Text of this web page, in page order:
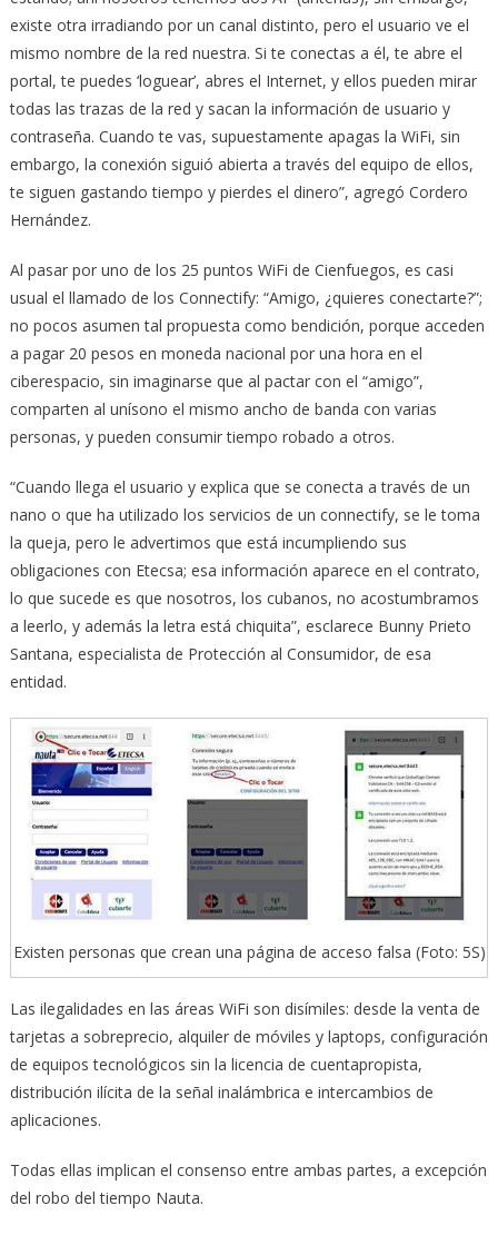
existe otra irradiando por un canal distinto, pero el usuario ve el
mismo nombre de la red nuestra. Si te conectas a él, te abre el
portal, te puedes ‘loguear’, abres el Internet, y ellos pueden mirar
todas las trazas de la red y sacan la información de usuario y
contraseña. Cuando te vas, supuestamente apagas la WiFi, sin
embargo, la conexión siguió abierta a través del equipo de ellos,
te siguen gastando tiempo y pierdes el dinero”, agregó Cordero
Hernández.
Al pasar por uno de los 25 puntos WiFi de Cienfuegos, es casi
usual el llamado de los Connectify: “Amigo, ¿quieres conectarte?”;
no pocos asumen tal propuesta como bendición, porque acceden
a pagar 20 pesos en moneda nacional por una hora en el
ciberespacio, sin imaginarse que al pactar con el “amigo”,
comparten al unísono el mismo ancho de banda con varias
personas, y pueden consumir tiempo robado a otros.
“Cuando llega el usuario y explica que se conecta a través de un
nano o que ha utilizado los servicios de un connectify, se le toma
la queja, pero le advertimos que está incumpliendo sus
obligaciones con Etecsa; esa información aparece en el contrato,
lo que sucede es que nosotros, los cubanos, no acostumbramos
a leerlo, y además la letra está chiquita”, esclarece Bunny Prieto
Santana, especialista de Protección al Consumidor, de esa
entidad.
Existen personas que crean una página de acceso falsa (Foto: 5S)
Las ilegalidades en las áreas WiFi son disímiles: desde la venta de
tarjetas a sobreprecio, alquiler de móviles y laptops, configuración
de equipos tecnológicos sin la licencia de cuentapropista,
distribución ilícita de la señal inalámbrica e intercambios de
aplicaciones.
Todas ellas implican el consenso entre ambas partes, a excepción
del robo del tiempo Nauta.